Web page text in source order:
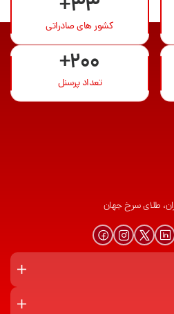
کشور های صادراتی
+200
تعداد پرسنل
طلای سرخ جهان